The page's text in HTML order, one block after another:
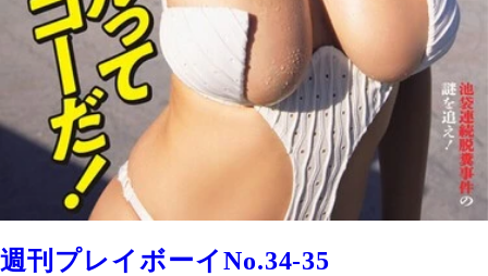
週刊プレイボーイNo.34-35